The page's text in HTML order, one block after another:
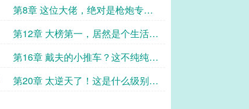
第8章 这位大佬，绝对是枪炮专
家！
第12章 大榜第一，居然是个生活类
职业！？
第16章 戴夫的小推车？这不纯纯概
念技啊！
第20章 太逆天了！这是什么级别的